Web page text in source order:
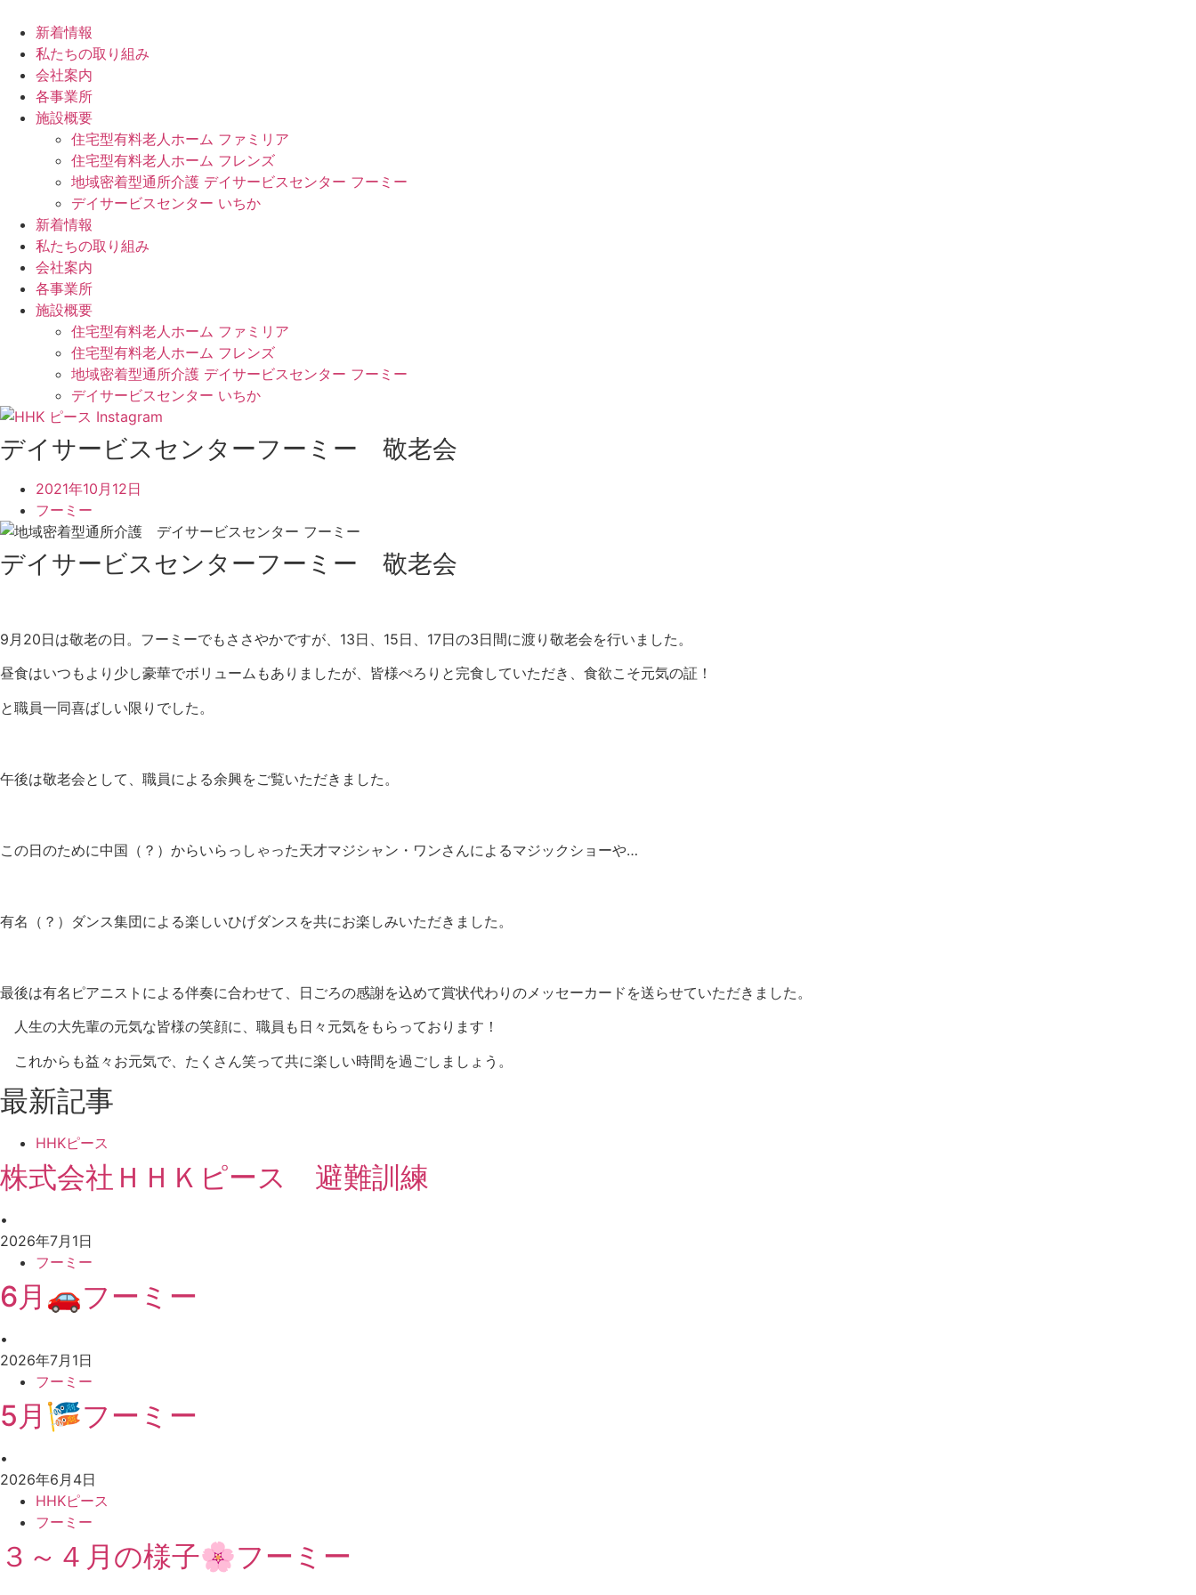
新着情報
私たちの取り組み
会社案内
各事業所
施設概要
住宅型有料老人ホーム ファミリア
住宅型有料老人ホーム フレンズ
地域密着型通所介護 デイサービスセンター フーミー
デイサービスセンター いちか
新着情報
私たちの取り組み
会社案内
各事業所
施設概要
住宅型有料老人ホーム ファミリア
住宅型有料老人ホーム フレンズ
地域密着型通所介護 デイサービスセンター フーミー
デイサービスセンター いちか
デイサービスセンターフーミー 敬老会
2021年10月12日
フーミー
デイサービスセンターフーミー 敬老会
9月20日は敬老の日。フーミーでもささやかですが、13日、15日、17日の3日間に渡り敬老会を行いました。
昼食はいつもより少し豪華でボリュームもありましたが、皆様ぺろりと完食していただき、食欲こそ元気の証！
と職員一同喜ばしい限りでした。
午後は敬老会として、職員による余興をご覧いただきました。
この日のために中国（？）からいらっしゃった天才マジシャン・ワンさんによるマジックショーや…
有名（？）ダンス集団による楽しいひげダンスを共にお楽しみいただきました。
最後は有名ピアニストによる伴奏に合わせて、日ごろの感謝を込めて賞状代わりのメッセーカードを送らせていただきました。
人生の大先輩の元気な皆様の笑顔に、職員も日々元気をもらっております！
これからも益々お元気で、たくさん笑って共に楽しい時間を過ごしましょう。
最新記事
HHKピース
株式会社ＨＨＫピース 避難訓練
•
2026年7月1日
フーミー
6月🚗フーミー
•
2026年7月1日
フーミー
5月🎏フーミー
•
2026年6月4日
HHKピース
フーミー
３～４月の様子🌸フーミー